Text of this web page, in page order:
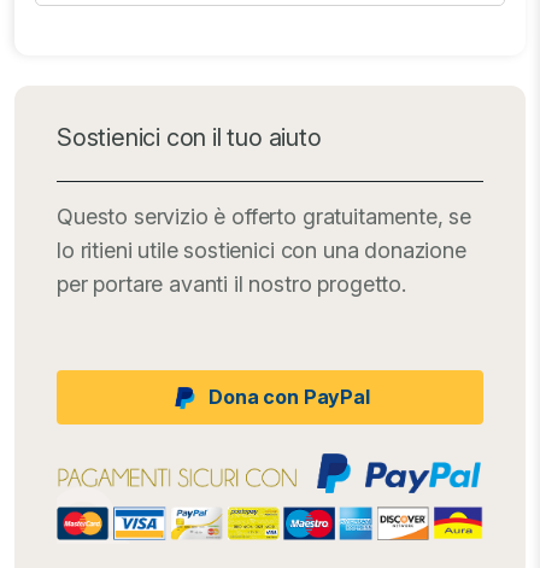
Sostienici con il tuo aiuto
Questo servizio è offerto gratuitamente, se
lo ritieni utile sostienici con una donazione
per portare avanti il nostro progetto.
Dona con PayPal